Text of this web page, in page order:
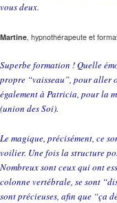
vous deux.
Martine, hypnothérapeute et
Superbe formation ! Quelle
propre “vaisseau”, pour aller
également à Patricia, pour la
(union des Soi).
Le magique, précisément, ce
voilier. Une fois la structure
Nombreux sont ceux qui ont
colonne vertébrale, se sont
sont précieuses, afin que “ça